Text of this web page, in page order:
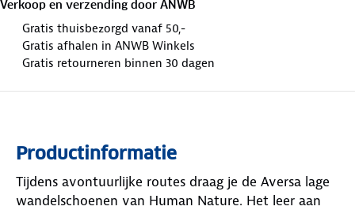
Verkoop en verzending door ANWB
Gratis thuisbezorgd vanaf 50,-
Gratis afhalen in ANWB Winkels
Gratis retourneren binnen 30 dagen
Productinformatie
Tijdens avontuurlijke routes draag je de Aversa lage
wandelschoenen van Human Nature. Het leer aan